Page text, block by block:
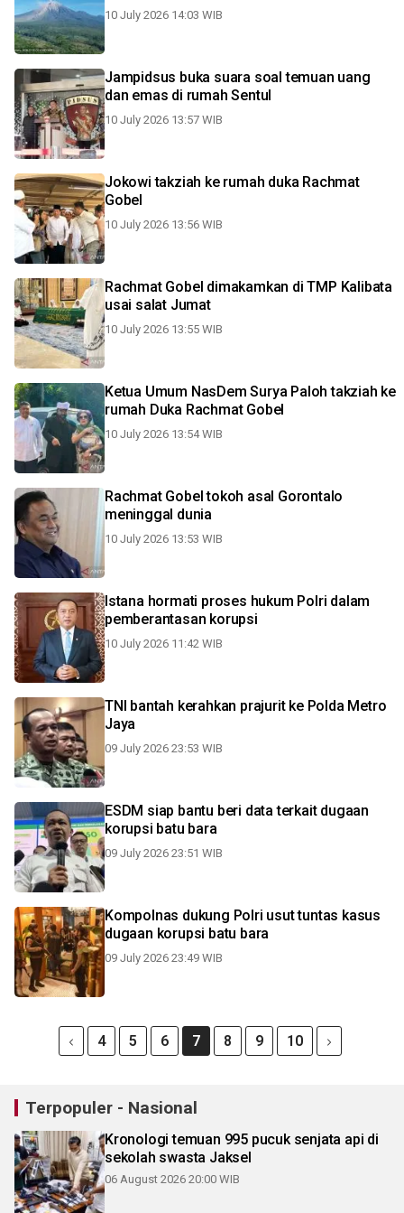
10 July 2026 14:03 WIB
Jampidsus buka suara soal temuan uang
dan emas di rumah Sentul
10 July 2026 13:57 WIB
Jokowi takziah ke rumah duka Rachmat
Gobel
10 July 2026 13:56 WIB
Rachmat Gobel dimakamkan di TMP Kalibata
usai salat Jumat
10 July 2026 13:55 WIB
Ketua Umum NasDem Surya Paloh takziah ke
rumah Duka Rachmat Gobel
10 July 2026 13:54 WIB
Rachmat Gobel tokoh asal Gorontalo
meninggal dunia
10 July 2026 13:53 WIB
Istana hormati proses hukum Polri dalam
pemberantasan korupsi
10 July 2026 11:42 WIB
TNI bantah kerahkan prajurit ke Polda Metro
Jaya
09 July 2026 23:53 WIB
ESDM siap bantu beri data terkait dugaan
korupsi batu bara
09 July 2026 23:51 WIB
Kompolnas dukung Polri usut tuntas kasus
dugaan korupsi batu bara
09 July 2026 23:49 WIB
4 5 6 7 8 9 10
Terpopuler - Nasional
Kronologi temuan 995 pucuk senjata api di
sekolah swasta Jaksel
06 August 2026 20:00 WIB